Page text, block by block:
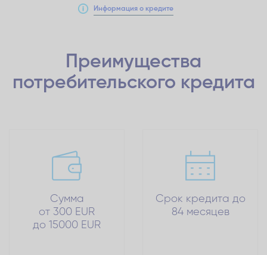
Информация о кредите
Преимущества
потребительского кредита
Сумма
от 300 EUR
до 15000 EUR
Срок кредита до
84 месяцев